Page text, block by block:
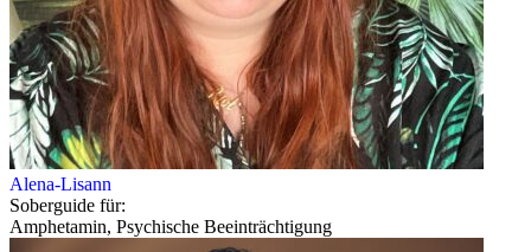
Alena-Lisann
Soberguide für:
Amphetamin, Psychische Beeinträchtigung